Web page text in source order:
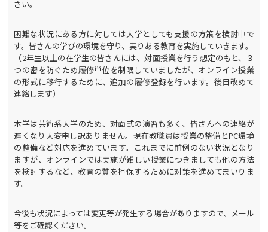
さい。
困難な状況にある方に対しては大学としても支援の方策を検討中で
す。皆さんの学びの環境を守り、実りある教育を実施していきます。
（2年生以上の在学生の皆さんには、対面授業を行う想定のもと、３
つの密を防ぐため履修単位を制限していましたが、オンライン授業
の形式に移行するために、追加の履修登録を行います。後日改めて
連絡します）
本学は芸術系大学のため、対面式の演習も多く、皆さんへの連絡が
遅くなり大変申し訳ありません。現在教職員は授業の整備とPC環境
の整備など対応を進めています。これまでに前例のない状況となり
ますが、オンラインでは実施が難しい授業につきましても他の方法
を検討するなど、教育の質を担保するために対策を進めてまいりま
す。
今後も状況によっては変更等が発生する場合がありますので、メール
等をご確認ください。